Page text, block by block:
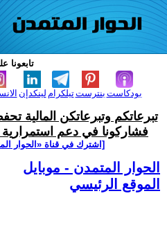
تابعونا
لينكدإن تيلكرامبنترست بودكاست
تبرعاتكم وتبرعاتكن المالية
فشاركونا في دعم استمرارية
[اشترك في قناة ‫«الحوار
الحوار المتمدن - موبايل
الموقع الرئيسي